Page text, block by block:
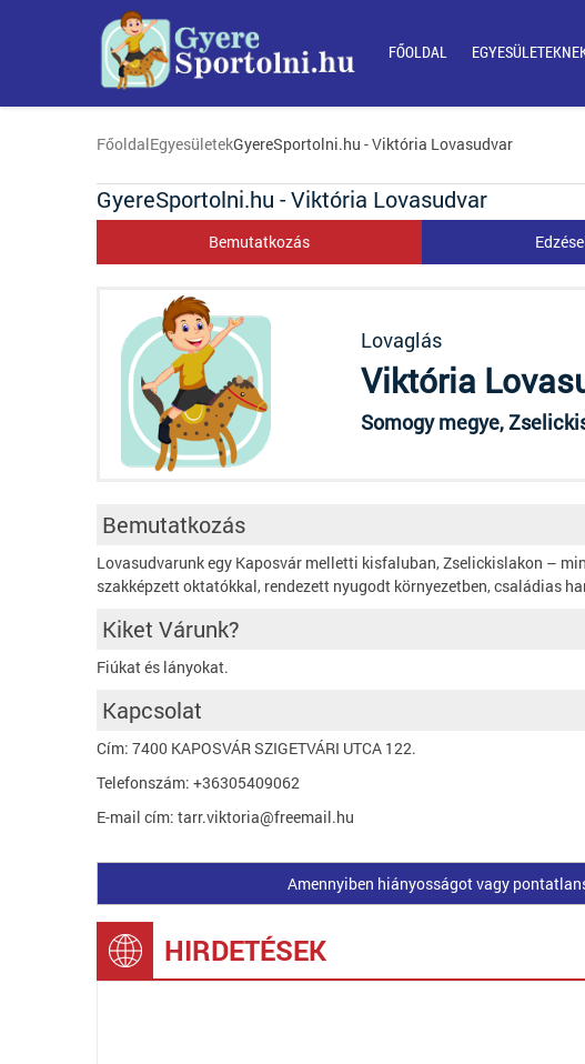
FŐOLDAL
FőoldalEgyesületekGyereSportolni.hu - Viktória Lovasudvar
GyereSportolni.hu - Viktória Lovasudvar
Bemutatkozás
Lovaglás
Viktória
Somogy megye,
Bemutatkozás
Lovasudvarunk egy Kaposvár melletti kisfaluban, Zselickislakon –
szakképzett oktatókkal, rendezett nyugodt környezetben, családias
Kiket Várunk?
Fiúkat és lányokat.
Kapcsolat
Cím: 7400 KAPOSVÁR SZIGETVÁRI UTCA 122.
Telefonszám: +36305409062
E-mail cím: tarr.viktoria@freemail.hu
Amennyiben hiányosságot vagy
HIRDETÉSEK